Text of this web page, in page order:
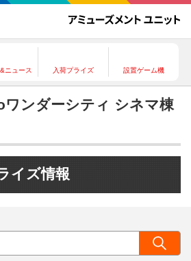
ニュース 入荷プライズ 設置ゲーム機
ンダーシティ シネマ棟
イズ情報